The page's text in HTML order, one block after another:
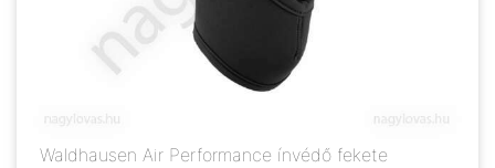
Waldhausen Air Performance ínvédő fekete